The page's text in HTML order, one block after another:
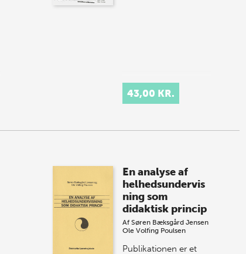
43,00 KR.
En analyse af
helhedsundervis
ning som
didaktisk princip
AfSøren Bæksgård Jensen
Ole Volfing Poulsen
Publikationen er et